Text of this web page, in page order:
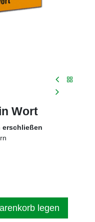
Wort
erschließen
legen